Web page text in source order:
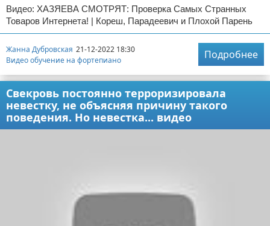
Видео: ХАЗЯЕВА СМОТРЯТ: Проверка Самых Странных
Товаров Интернета! | Кореш, Парадеевич и Плохой Парень
Жанна Дубровская 21-12-2022 18:30
Видео обучение на фортепиано
Подробнее
Свекровь постоянно терроризировала
невестку, не объясняя причину такого
поведения. Но невестка... видео